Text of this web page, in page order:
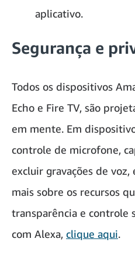
aplicativo.
Segurança e
Todos os dispositivos
Echo e Fire TV, são
em mente. Em
controle de microfone,
excluir gravações de
mais sobre os recursos
transparência e controle
com Alexa, clique aqui.